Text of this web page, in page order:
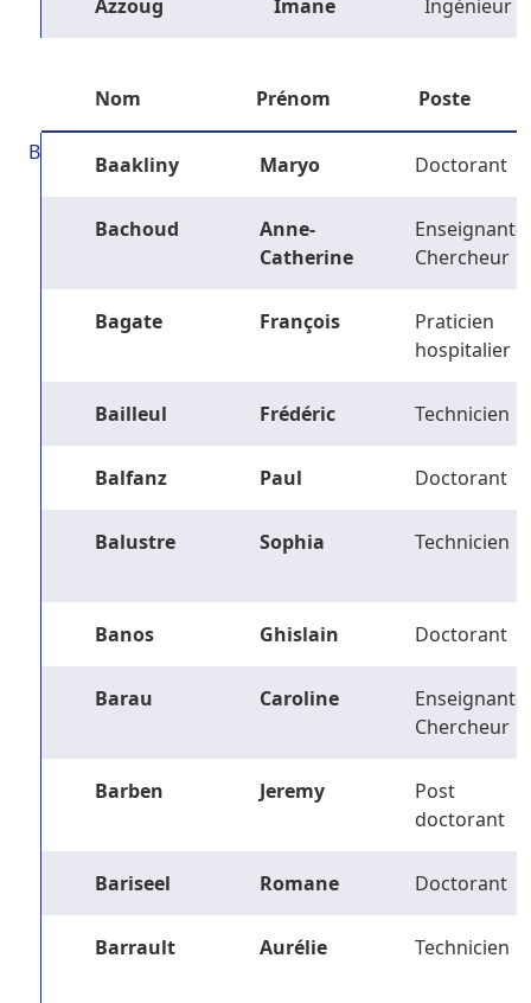
Azzoug Imane Ingénieur
Nom Prénom Poste
B Baakliny Maryo Doctorant
Bachoud
Anne-
Catherine
Enseignant-
Chercheur
Bagate François
Praticien
hospitalier
Bailleul Frédéric Technicien
Balfanz Paul Doctorant
Balustre Sophia Technicien
Banos Ghislain Doctorant
Barau Caroline
Enseignant-
Chercheur
Barben Jeremy
Post
doctorant
Bariseel Romane Doctorant
Barrault Aurélie Technicien